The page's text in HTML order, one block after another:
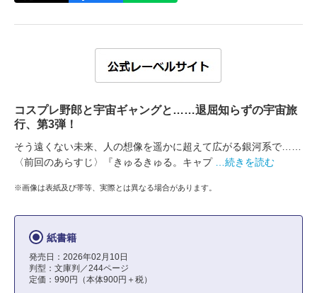
コスプレ野郎と宇宙ギャングと……退屈知らずの宇宙旅
行、第3弾！
そう遠くない未来、人の想像を遥かに超えて広がる銀河系で……
〈前回のあらすじ〉『きゅるきゅる。キャプ
…続きを読む
※画像は表紙及び帯等、実際とは異なる場合があります。
紙書籍
発売日：2026年02月10日
判型：文庫判／244ページ
定価：990円（本体900円＋税）